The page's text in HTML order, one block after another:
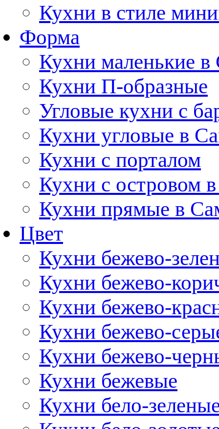
Кухни в стиле
Форма
Кухни маленькие в
Кухни П-образные
Угловые кухни с
Кухни угловые в
Кухни с порталом
Кухни с островом
Кухни прямые в
Цвет
Кухни бежево-
Кухни бежево-
Кухни бежево-
Кухни бежево-
Кухни бежево-
Кухни бежевые
Кухни бело-